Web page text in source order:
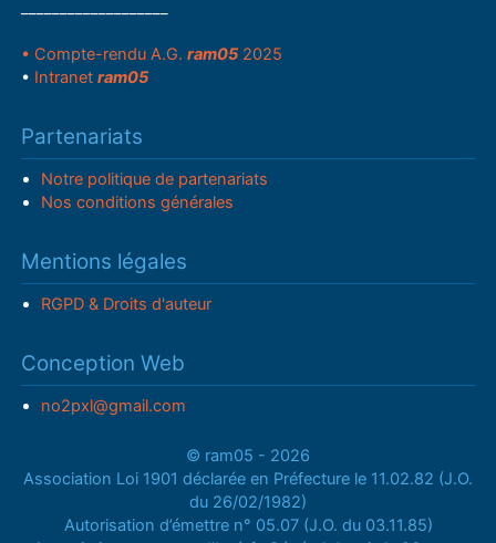
• Compte-rendu A.G.ram05 2025
• Intranetram05
Partenariats
Notre politique de partenariats
Nos conditions générales
Mentions légales
RGPD & Droits d'auteur
Conception Web
no2pxl@gmail.com
© ram05 - 2026
Association Loi 1901 déclarée en Préfecture le 11.02.82 (J.O.
du 26/02/1982)
Autorisation d’émettre n° 05.07 (J.O. du 03.11.85)